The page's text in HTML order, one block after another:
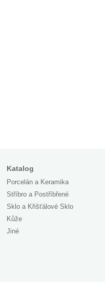
Katalog
Porcelán a Keramika
Stříbro a Postříbřené
Sklo a Křišťálové Sklo
Kůže
Jiné